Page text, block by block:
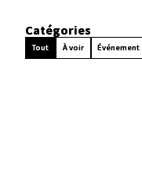
Catégories
Tout À voir Événement